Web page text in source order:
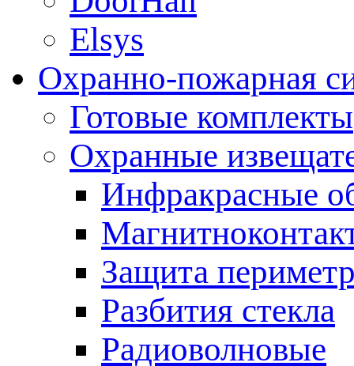
Elsys
Охранно-пожарная
Готовые комплекты
Охранные
Инфракрасные
Защита
Разбития стекла
Радиоволновые